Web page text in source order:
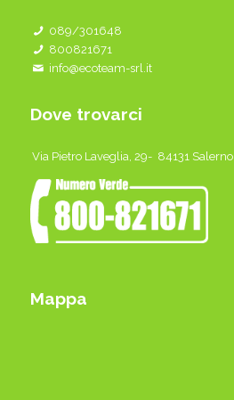
089/301648
800821671
info@ecoteam-srl.it
Dove trovarci
Via Pietro Laveglia, 29- 84131 Salerno
Mappa